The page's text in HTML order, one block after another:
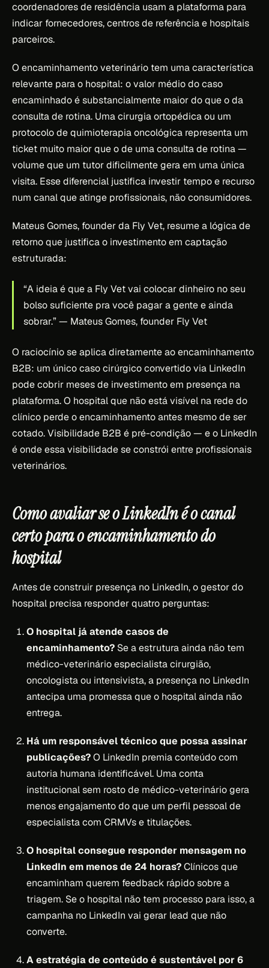
coordenadores de residência usam a plataforma para
indicar fornecedores, centros de referência e hospitais
parceiros.
O encaminhamento veterinário tem uma característica
relevante para o hospital: o valor médio do caso
encaminhado é substancialmente maior do que o da
consulta de rotina. Uma cirurgia ortopédica ou um
protocolo de quimioterapia oncológica representa um
ticket muito maior que o de uma consulta de rotina —
volume que um tutor dificilmente gera em uma única
visita. Esse diferencial justifica investir tempo e recurso
num canal que atinge profissionais, não consumidores.
Mateus Gomes, founder da Fly Vet, resume a lógica de
retorno que justifica o investimento em captação
estruturada:
“A ideia é que a Fly Vet vai colocar dinheiro no seu
bolso suficiente pra você pagar a gente e ainda
sobrar.”— Mateus Gomes, founder Fly Vet
O raciocínio se aplica diretamente ao encaminhamento
B2B: um único caso cirúrgico convertido via LinkedIn
pode cobrir meses de investimento em presença na
plataforma. O hospital que não está visível na rede do
clínico perde o encaminhamento antes mesmo de ser
cotado. Visibilidade B2B é pré-condição — e o LinkedIn
é onde essa visibilidade se constrói entre profissionais
veterinários.
Como avaliar se o LinkedIn é o canal
certo para o encaminhamento do
hospital
Antes de construir presença no LinkedIn, o gestor do
hospital precisa responder quatro perguntas:
O hospital já atende casos de
encaminhamento? Se a estrutura ainda não tem
médico-veterinário especialista cirurgião,
oncologista ou intensivista, a presença no LinkedIn
antecipa uma promessa que o hospital ainda não
entrega.
Há um responsável técnico que possa assinar
publicações?O LinkedIn premia conteúdo com
autoria humana identificável. Uma conta
institucional sem rosto de médico-veterinário gera
menos engajamento do que um perfil pessoal de
especialista com CRMVs e titulações.
O hospital consegue responder mensagem no
LinkedIn em menos de 24 horas?Clínicos que
encaminham querem feedback rápido sobre a
triagem. Se o hospital não tem processo para isso, a
campanha no LinkedIn vai gerar lead que não
converte.
A estratégia de conteúdo é sustentável por 6